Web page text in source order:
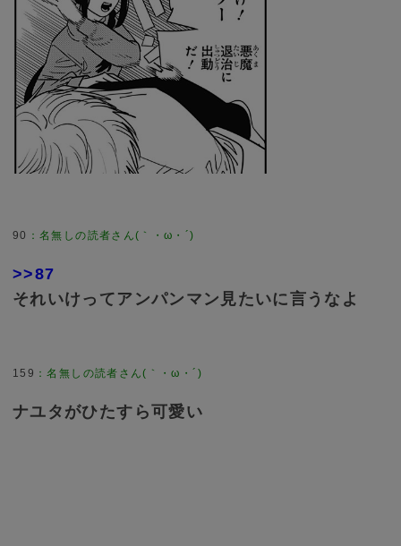
90 ：名無しの読者さん(｀・ω・´)
>>87
それいけってアンパンマン見たいに言うなよ
159 ：名無しの読者さん(｀・ω・´)
ナユタがひたすら可愛い